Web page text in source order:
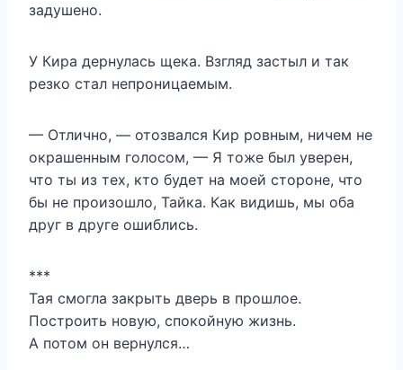
задушено.
У Кира дернулась щека. Взгляд застыл и так
резко стал непроницаемым.
— Отлично, — отозвался Кир ровным, ничем не
окрашенным голосом, — Я тоже был уверен,
что ты из тех, кто будет на моей стороне, что
бы не произошло, Тайка. Как видишь, мы оба
друг в друге ошиблись.
***
Тая смогла закрыть дверь в прошлое.
Построить новую, спокойную жизнь.
А потом он вернулся…